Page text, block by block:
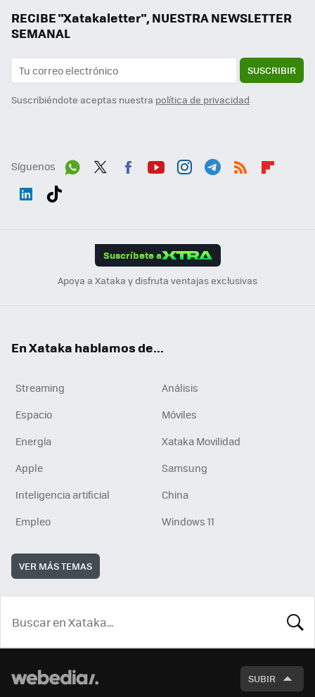
RECIBE "Xatakaletter", NUESTRA NEWSLETTER
SEMANAL
SUSCRIBIR
Suscribiéndote aceptas nuestra política de privacidad
Síguenos
Suscríbete a
Apoya a Xataka y disfruta ventajas exclusivas
En Xataka hablamos de...
Streaming
Análisis
Espacio
Móviles
Energía
Xataka Movilidad
Apple
Samsung
Inteligencia artificial
China
Empleo
Windows 11
VER MÁS TEMAS
SUBIR